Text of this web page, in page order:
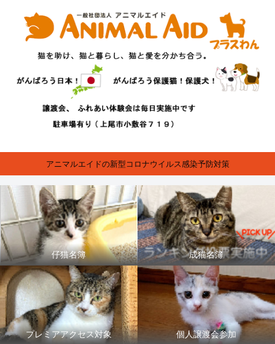
アニマルエイドの新型コロナウイルス感染予防対策
仔猫名簿 成猫名簿
プレミアアクセス対象 個人譲渡会参加